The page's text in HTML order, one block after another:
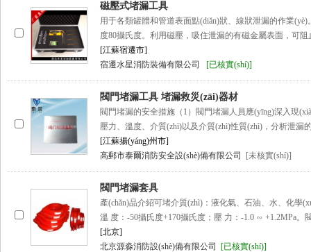
磁壓式堵漏工具
用于各類罐體和管道表面點(diǎn)狀、線狀泄漏的作業(yè)
度80攝氏度。利用磁壓，吸住泄漏的有磁金屬表面，可阻
[江蘇宿遷市]
宿遷水星消防裝備有限公司
[已核實(shí)]
閥門堵漏工具 堵漏救災(zāi)器材
閥門堵漏的安全措施（1）閥門堵漏人員應(yīng)深入現
壓力、溫度、介質(zhì)以及介質(zhì)性質(zhì)，分析泄漏
[江蘇揚(yáng)州市]
高郵市泰爾消防安全設(shè)備有限公司
[未核實(shí)]
閥門堵漏套具
產(chǎn)品介紹可堵介質(zhì)：液化氣、石油、水、化學
溫 度：-50攝氏度+170攝氏度；壓 力：-1.0 ∽ +1.2MPa。
[北京]
北京源淼消防設(shè)備有限公司
[已核實(shí)]